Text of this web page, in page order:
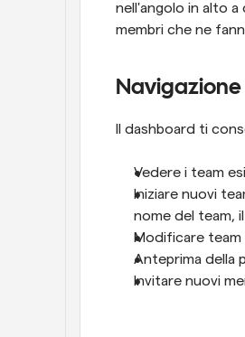
nell'angolo in alto a
membri che ne
Il dashboard ti
Vedere i team
Iniziare nuovi
nome del team,
Modificare team
Anteprima della
Invitare nuovi